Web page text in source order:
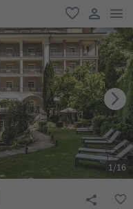
favorit
user link
1/16